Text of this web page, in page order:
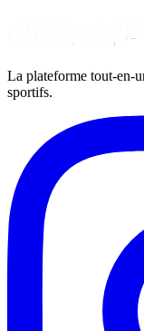
La plateforme tout-en-
sportifs.